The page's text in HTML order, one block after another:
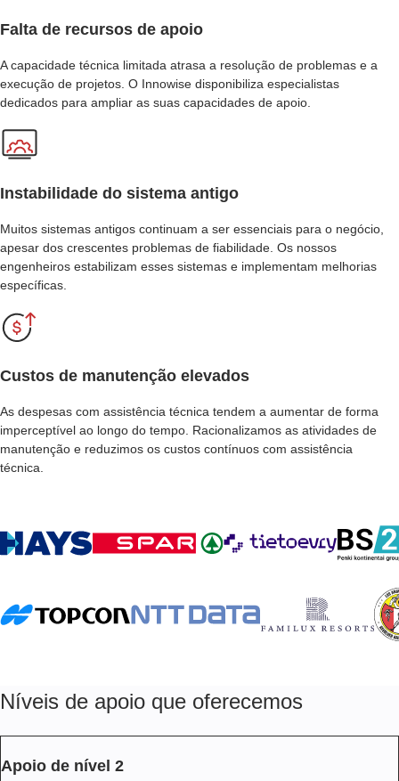
Falta de recursos de apoio
A capacidade técnica limitada atrasa a resolução de problemas e a
execução de projetos. O Innowise disponibiliza especialistas
dedicados para ampliar as suas capacidades de apoio.
Instabilidade do sistema antigo
Muitos sistemas antigos continuam a ser essenciais para o negócio,
apesar dos crescentes problemas de fiabilidade. Os nossos
engenheiros estabilizam esses sistemas e implementam melhorias
específicas.
Custos de manutenção elevados
As despesas com assistência técnica tendem a aumentar de forma
imperceptível ao longo do tempo. Racionalizamos as atividades de
manutenção e reduzimos os custos contínuos com assistência
técnica.
Níveis de apoio que oferecemos
Apoio de nível 2